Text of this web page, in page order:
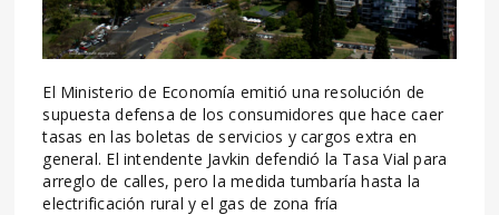
El Ministerio de Economía emitió una resolución de
supuesta defensa de los consumidores que hace caer
tasas en las boletas de servicios y cargos extra en
general. El intendente Javkin defendió la Tasa Vial para
arreglo de calles, pero la medida tumbaría hasta la
electrificación rural y el gas de zona fría